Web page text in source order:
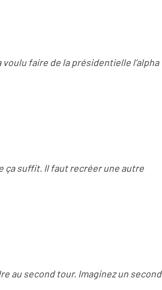
faire de la présidentielle l’alpha
ça suffit. Il faut recréer une autre
au second tour. Imaginez un second